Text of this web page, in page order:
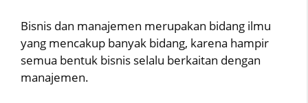
Bisnis dan manajemen merupakan bidang ilmu
yang mencakup banyak bidang, karena hampir
semua bentuk bisnis selalu berkaitan dengan
manajemen.